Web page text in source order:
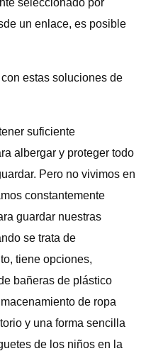
seleccionado por
un enlace, es posible
estas soluciones de
suficiente
albergar y proteger todo
Pero no vivimos en
constantemente
guardar nuestras
se trata de
tiene opciones,
bañeras de plástico
de ropa
y una forma sencilla
de los niños en la